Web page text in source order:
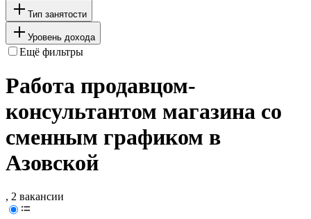
Тип занятости
Уровень дохода
Ещё фильтры
Работа продавцом-
консультантом магазина со
сменным графиком в
Азовской
, 2 вакансии